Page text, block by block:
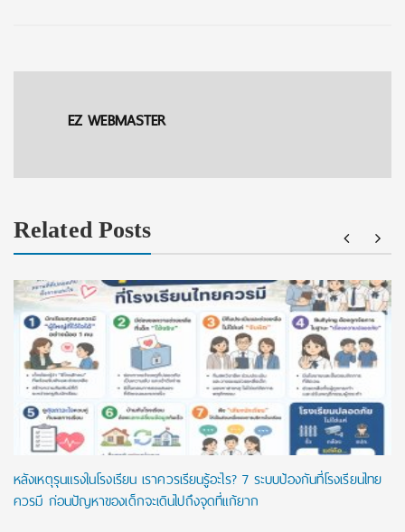
EZ WEBMASTER
Related Posts
หลังเหตุรุนแรงในโรงเรียน เราควรเรียนรู้อะไร? 7 ระบบป้องกันที่โรงเรียนไทย
ควรมี ก่อนปัญหาของเด็กจะเดินไปถึงจุดที่แก้ยาก